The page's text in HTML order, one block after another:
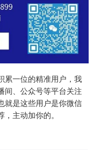
累一位的精准用户，我
间、公众号等平台关注
就是这些用户是你微信
主动加你的。